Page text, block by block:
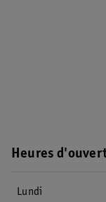
Heures
Lundi